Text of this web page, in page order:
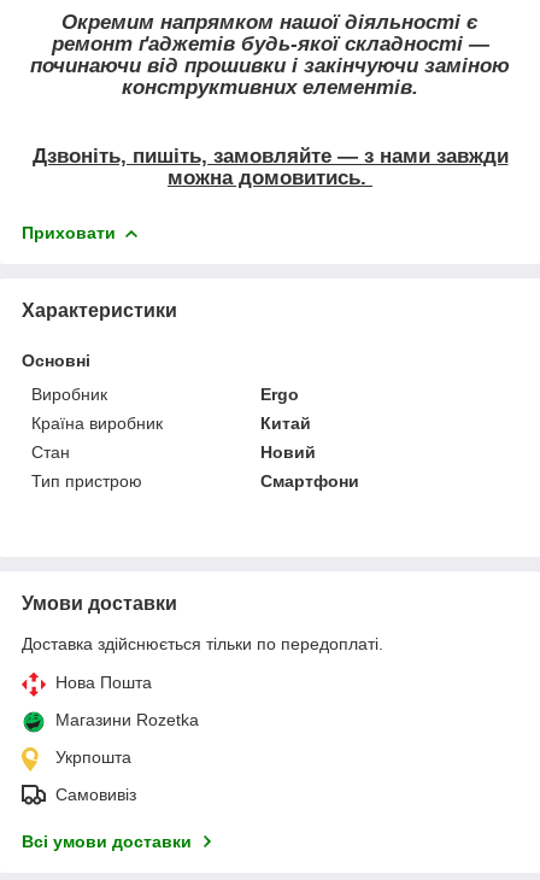
Окремим напрямком нашої діяльності є
ремонт ґаджетів будь-якої складності ―
починаючи від прошивки і закінчуючи заміною
конструктивних елементів.
Дзвоніть, пишіть, замовляйте ― з нами завжди
можна домовитись.
Приховати
Характеристики
Основні
Виробник
Ergo
Країна виробник
Китай
Стан
Новий
Тип пристрою
Смартфони
Умови доставки
Доставка здійснюється тільки по передоплаті.
Нова Пошта
Магазини Rozetka
Укрпошта
Самовивіз
Всі умови доставки